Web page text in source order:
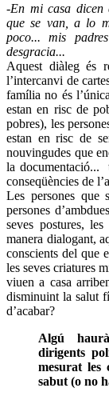
-En mi casa dicen
que se van, a lo
poco... mis
desgracia...
Aquest diàleg és
l’intercanvi de
família no és
estan en risc de
pobres), les
estan en risc de
nouvingudes que
la documentació...
conseqüències de
Les persones que
persones
seves postures,
manera dialogant,
conscients del que
les seves criatures
viuen a casa
disminuint la salut
d’acabar?
Algú
dirigents
mesurat les
sabut (o no